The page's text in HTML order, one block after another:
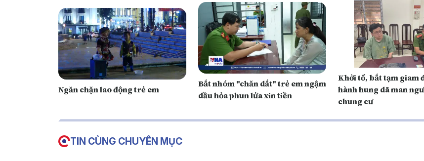
Ngăn chặn lao động trẻ em
Bắt nhóm "chăn dắt" trẻ em ngậm
dầu hỏa phun lửa xin tiền
Khởi tố, bắt tạm giam
hành hung dã man
chung cư
TIN CÙNG CHUYÊN MỤC